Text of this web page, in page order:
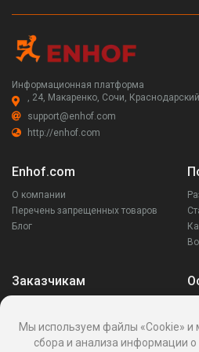
Информационная платформа
, 24, Макаренко, Сочи,
support@enhof.com
http://enhof.com
Enhof.com
О компании
Перечень запрещенных товаров
Блог
Заказчикам
Ваши запросы
Мы используем файлы «Cookie» и
сбора и анализа информации о